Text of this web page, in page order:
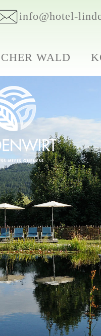
info@hotel-
WALD